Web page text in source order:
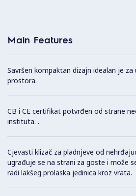
Main Features
Savršen kompaktan dizajn idealan je za
prostora.
CB i CE certifikat potvrđen od strane
instituta. .
Cjevasti klizač za pladnjeve od
ugrađuje se na strani za goste i može
radi lakšeg prolaska jedinica kroz vrata.